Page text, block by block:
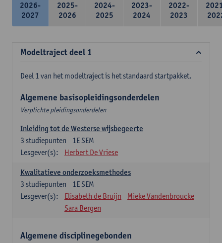
2026-
2027
2025-
2026
2024-
2025
2023-
2024
2022-
2023
Modeltraject deel 1
Deel 1 van het modeltraject is het standaard startpakket.
Algemene basisopleidingsonderdelen
Verplichte pleidingsonderdelen
Inleiding tot de Westerse wijsbegeerte
1E SEM
3 studiepunten
Lesgever(s):
Herbert De Vriese
Kwalitatieve onderzoeksmethodes
1E SEM
3 studiepunten
Lesgever(s):
Elisabeth de Bruijn
Mieke Vandenbroucke
Sara Bergen
Algemene disciplinegebonden